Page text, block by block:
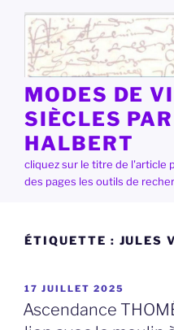
contenu
principal
MODES DE
SIÈCLES
HALBERT
cliquez sur le titre de l'article
des pages les outils de
ÉTIQUETTE : JULES
PUBLIÉ
LE
17 JUILLET 2025
Ascendance